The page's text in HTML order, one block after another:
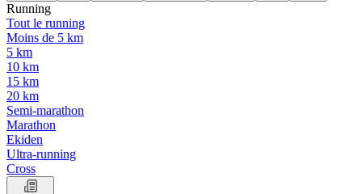
Running
Tout le running
Moins de 5 km
5 km
10 km
15 km
20 km
Semi-marathon
Marathon
Ekiden
Ultra-running
Cross